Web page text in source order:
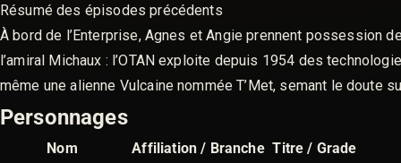
Résumé des épisodes précédents
À bord de l’Enterprise, Agnes et Angie prennent possession
l’amiral Michaux : l’OTAN exploite depuis 1954 des
même une alienne Vulcaine nommée T’Met, semant le doute
Personnages
Nom Affiliation / Branche Titre / Grade